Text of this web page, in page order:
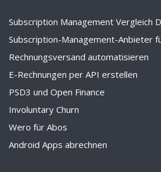
Subscription Management Vergleich
Subscription-Management-Anbieter
Rechnungsversand automatisieren
E-Rechnungen per API erstellen
PSD3 und Open Finance
Involuntary Churn
Wero für Abos
Android Apps abrechnen